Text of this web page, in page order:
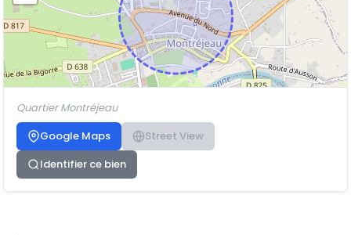
Quartier Montréjeau
Google Maps
Street View
Identifier ce bien